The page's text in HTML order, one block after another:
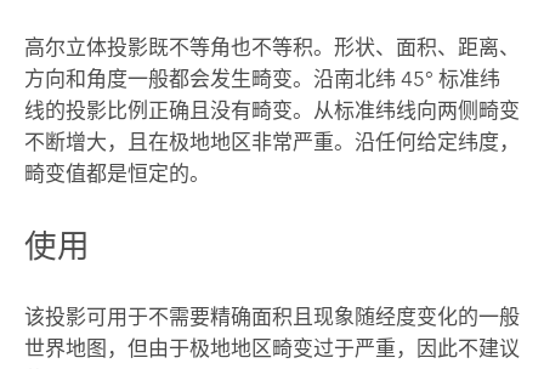
高尔立体投影既不等角也不等积。形状、面积、距离、
方向和角度一般都会发生畸变。沿南北纬 45° 标准纬
线的投影比例正确且没有畸变。从标准纬线向两侧畸变
不断增大，且在极地地区非常严重。沿任何给定纬度，
畸变值都是恒定的。
使用
该投影可用于不需要精确面积且现象随经度变化的一般
世界地图，但由于极地地区畸变过于严重，因此不建议